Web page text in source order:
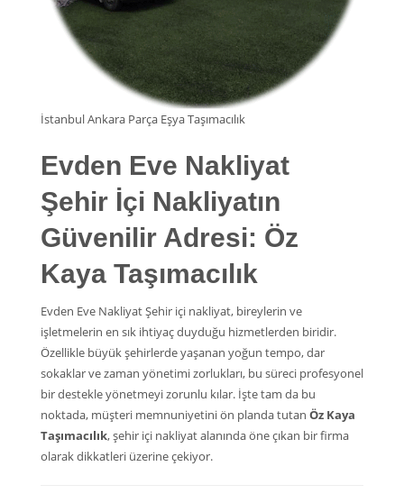
İstanbul Ankara Parça Eşya Taşımacılık
Evden Eve Nakliyat
Şehir İçi Nakliyatın
Güvenilir Adresi: Öz
Kaya Taşımacılık
Evden Eve Nakliyat Şehir içi nakliyat, bireylerin ve
işletmelerin en sık ihtiyaç duyduğu hizmetlerden biridir.
Özellikle büyük şehirlerde yaşanan yoğun tempo, dar
sokaklar ve zaman yönetimi zorlukları, bu süreci profesyonel
bir destekle yönetmeyi zorunlu kılar. İşte tam da bu
noktada, müşteri memnuniyetini ön planda tutan Öz Kaya
Taşımacılık, şehir içi nakliyat alanında öne çıkan bir firma
olarak dikkatleri üzerine çekiyor.